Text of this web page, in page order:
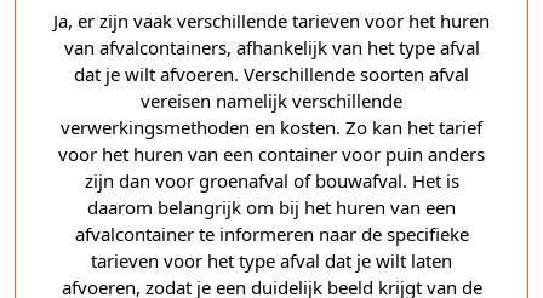
Ja, er zijn vaak verschillende tarieven voor het huren
van afvalcontainers, afhankelijk van het type afval
dat je wilt afvoeren. Verschillende soorten afval
vereisen namelijk verschillende
verwerkingsmethoden en kosten. Zo kan het tarief
voor het huren van een container voor puin anders
zijn dan voor groenafval of bouwafval. Het is
daarom belangrijk om bij het huren van een
afvalcontainer te informeren naar de specifieke
tarieven voor het type afval dat je wilt laten
afvoeren, zodat je een duidelijk beeld krijgt van de